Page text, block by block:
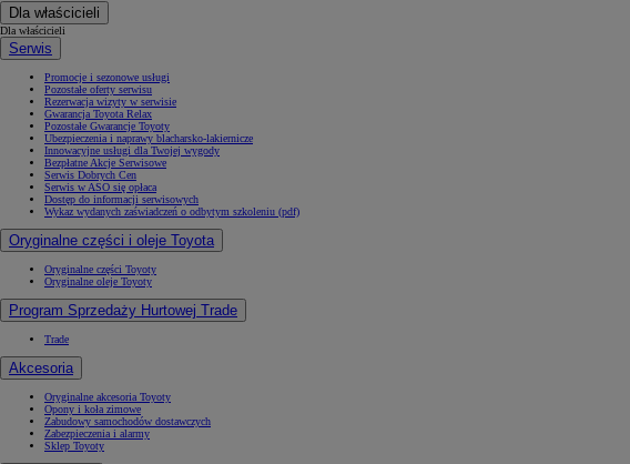
Dla właścicieli
Dla właścicieli
Serwis
Promocje i sezonowe usługi
Pozostałe oferty serwisu
Rezerwacja wizyty w serwisie
Gwarancja Toyota Relax
Pozostałe Gwarancje Toyoty
Ubezpieczenia i naprawy blacharsko-lakiernicze
Innowacyjne usługi dla Twojej wygody
Bezpłatne Akcje Serwisowe
Serwis Dobrych Cen
Serwis w ASO się opłaca
Dostęp do informacji serwisowych
Wykaz wydanych zaświadczeń o odbytym szkoleniu (pdf)
Oryginalne części i oleje Toyota
Oryginalne części Toyoty
Oryginalne oleje Toyoty
Program Sprzedaży Hurtowej Trade
Trade
Akcesoria
Oryginalne akcesoria Toyoty
Opony i koła zimowe
Zabudowy samochodów dostawczych
Zabezpieczenia i alarmy
Sklep Toyoty